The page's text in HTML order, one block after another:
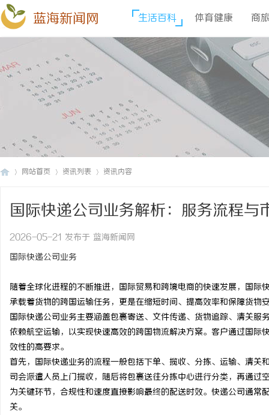
蓝海新闻网 生活百科 体育健康 商
网站首页 资讯列表 资讯内容
国际快递公司业务解析：服务流程与
2026-05-21 发布于 蓝海新闻网
国际快递公司业务
随着全球化进程的不断推进，国际贸易和跨境电商的快速发展，国
承载着货物的跨国运输任务，更是在缩短时间、提高效率和保障货物
国际快递公司业务主要涵盖包裹寄送、文件传递、货物追踪、清关
依赖航空运输，以实现快速高效的跨国物流解决方案。客户通过国
效性的高要求。
首先，国际快递业务的流程一般包括下单、揽收、分拣、运输、清
司会派遣人员上门揽收，随后将包裹送往分拣中心进行分类，再通
为关键环节，合规性和速度直接影响最终的配送时效。快递公司通
关。